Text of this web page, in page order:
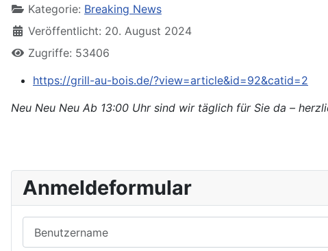
Kategorie: Breaking News
Veröffentlicht: 20. August 2024
Zugriffe: 53406
https://grill-au-bois.de/?view=article&id=92&catid=2
Neu Neu Neu Ab 13:00 Uhr sind wir täglich für Sie da –
Anmeldeformular